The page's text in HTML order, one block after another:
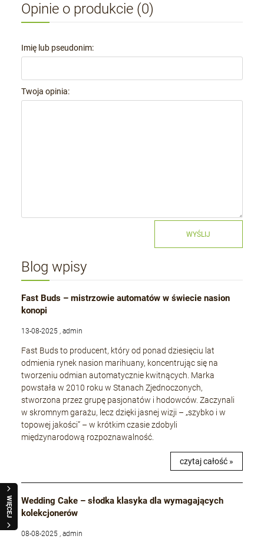
WIĘCEJ
Opinie o produkcie (0)
Imię lub pseudonim:
Twoja opinia:
WYŚLIJ
Blog wpisy
Fast Buds – mistrzowie automatów w świecie nasion
konopi
13-08-2025 , admin
Fast Buds to producent, który od ponad dziesięciu lat
odmienia rynek nasion marihuany, koncentrując się na
tworzeniu odmian automatycznie kwitnących. Marka
powstała w 2010 roku w Stanach Zjednoczonych,
stworzona przez grupę pasjonatów i hodowców. Zaczynali
w skromnym garażu, lecz dzięki jasnej wizji – „szybko i w
topowej jakości” – w krótkim czasie zdobyli
międzynarodową rozpoznawalność.
czytaj całość »
Wedding Cake – słodka klasyka dla wymagających
kolekcjonerów
08-08-2025 , admin